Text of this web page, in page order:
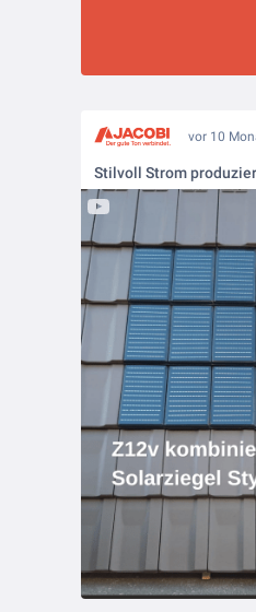
vor 10
Stilvoll Strom